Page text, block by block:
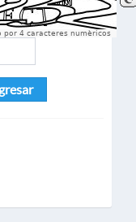
por 4 caracteres numèricos